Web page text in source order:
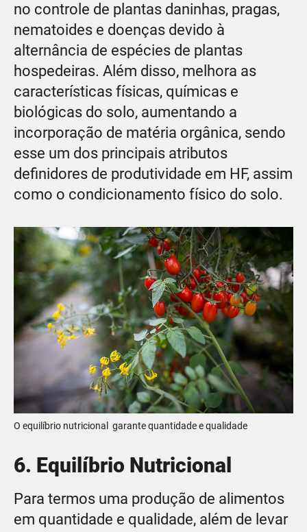
no controle de plantas daninhas, pragas,
nematoides e doenças devido à
alternância de espécies de plantas
hospedeiras. Além disso, melhora as
características físicas, químicas e
biológicas do solo, aumentando a
incorporação de matéria orgânica, sendo
esse um dos principais atributos
definidores de produtividade em HF, assim
como o condicionamento físico do solo.
O equilíbrio nutricional garante quantidade e qualidade
6. Equilíbrio Nutricional
Para termos uma produção de alimentos
em quantidade e qualidade, além de levar